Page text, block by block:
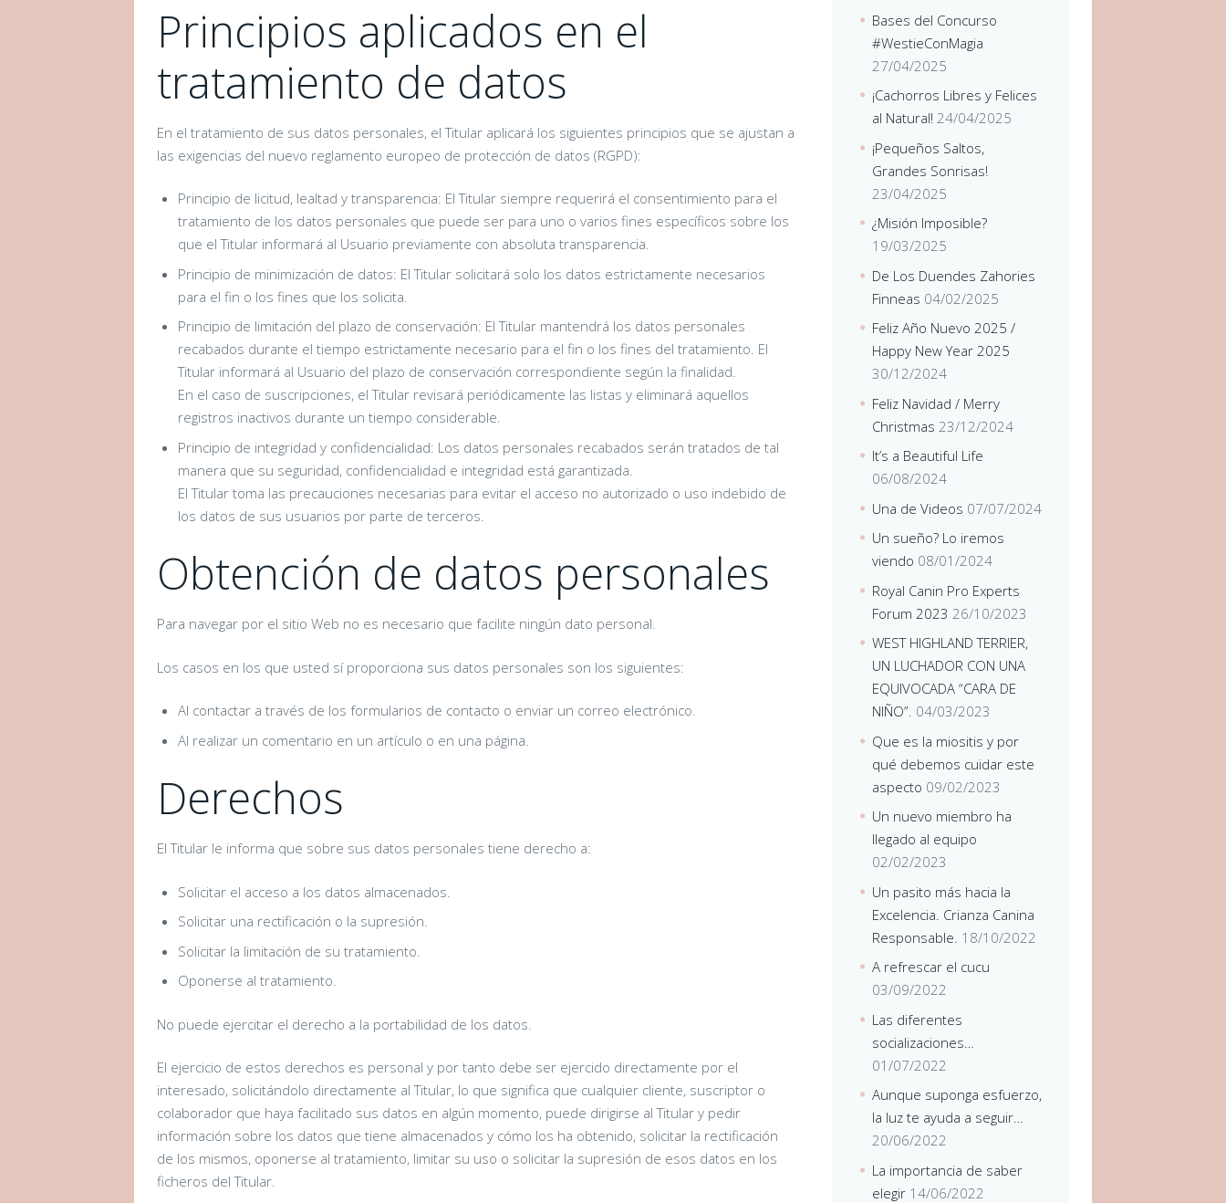
Principios aplicados en el
tratamiento de datos
En el tratamiento de sus datos personales, el Titular aplicará los siguientes principios que se ajustan a
las exigencias del nuevo reglamento europeo de protección de datos (RGPD):
Principio de licitud, lealtad y transparencia: El Titular siempre requerirá el consentimiento para el
tratamiento de los datos personales que puede ser para uno o varios fines específicos sobre los
que el Titular informará al Usuario previamente con absoluta transparencia.
Principio de minimización de datos: El Titular solicitará solo los datos estrictamente necesarios
para el fin o los fines que los solicita.
Principio de limitación del plazo de conservación: El Titular mantendrá los datos personales
recabados durante el tiempo estrictamente necesario para el fin o los fines del tratamiento. El
Titular informará al Usuario del plazo de conservación correspondiente según la finalidad.
En el caso de suscripciones, el Titular revisará periódicamente las listas y eliminará aquellos
registros inactivos durante un tiempo considerable.
Principio de integridad y confidencialidad: Los datos personales recabados serán tratados de tal
manera que su seguridad, confidencialidad e integridad está garantizada.
El Titular toma las precauciones necesarias para evitar el acceso no autorizado o uso indebido de
los datos de sus usuarios por parte de terceros.
Obtención de datos personales
Para navegar por el sitio Web no es necesario que facilite ningún dato personal.
Los casos en los que usted sí proporciona sus datos personales son los siguientes:
Al contactar a través de los formularios de contacto o enviar un correo electrónico.
Al realizar un comentario en un artículo o en una página.
Derechos
El Titular le informa que sobre sus datos personales tiene derecho a:
Solicitar el acceso a los datos almacenados.
Solicitar una rectificación o la supresión.
Solicitar la limitación de su tratamiento.
Oponerse al tratamiento.
No puede ejercitar el derecho a la portabilidad de los datos.
El ejercicio de estos derechos es personal y por tanto debe ser ejercido directamente por el
interesado, solicitándolo directamente al Titular, lo que significa que cualquier cliente, suscriptor o
colaborador que haya facilitado sus datos en algún momento, puede dirigirse al Titular y pedir
información sobre los datos que tiene almacenados y cómo los ha obtenido, solicitar la rectificación
de los mismos, oponerse al tratamiento, limitar su uso o solicitar la supresión de esos datos en los
ficheros del Titular.
Bases del Concurso
#WestieConMagia
27/04/2025
¡Cachorros Libres y Felices
al Natural! 24/04/2025
¡Pequeños Saltos,
Grandes Sonrisas!
23/04/2025
¿Misión Imposible?
19/03/2025
De Los Duendes Zahories
Finneas 04/02/2025
Feliz Año Nuevo 2025 /
Happy New Year 2025
30/12/2024
Feliz Navidad / Merry
Christmas 23/12/2024
It’s a Beautiful Life
06/08/2024
Una de Videos 07/07/2024
Un sueño? Lo iremos
viendo 08/01/2024
Royal Canin Pro Experts
Forum 2023 26/10/2023
WEST HIGHLAND TERRIER,
UN LUCHADOR CON UNA
EQUIVOCADA “CARA DE
NIÑO”. 04/03/2023
Que es la miositis y por
qué debemos cuidar este
aspecto 09/02/2023
Un nuevo miembro ha
llegado al equipo
02/02/2023
Un pasito más hacia la
Excelencia. Crianza Canina
Responsable. 18/10/2022
A refrescar el cucu
03/09/2022
Las diferentes
socializaciones…
01/07/2022
Aunque suponga esfuerzo,
la luz te ayuda a seguir…
20/06/2022
La importancia de saber
elegir 14/06/2022